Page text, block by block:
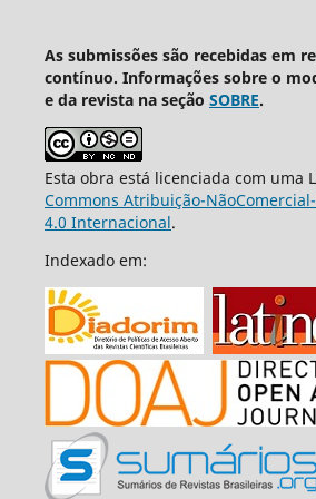
As submissões são recebidas em
contínuo. Informações sobre o
e da revista na seção SOBRE.
Esta obra está licenciada com uma
Commons Atribuição-
4.0 Internacional.
Indexado em: